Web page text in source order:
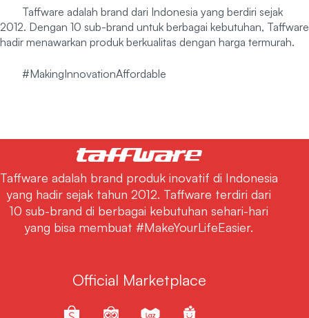
Taffware adalah brand dari Indonesia yang berdiri sejak
2012. Dengan 10 sub-brand untuk berbagai kebutuhan, Taffware
hadir menawarkan produk berkualitas dengan harga termurah.
#MakingInnovationAffordable
Taffware adalah brand produk inovatif di Indonesia
yang hadir sejak tahun 2012. Taffware terdiri dari
10 sub-brand di berbagai kebutuhan sehari-hari
yang bisa membuat #MakeYourLifeEasier.
Official Marketplace